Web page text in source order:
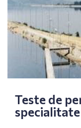
Teste de
specialitate